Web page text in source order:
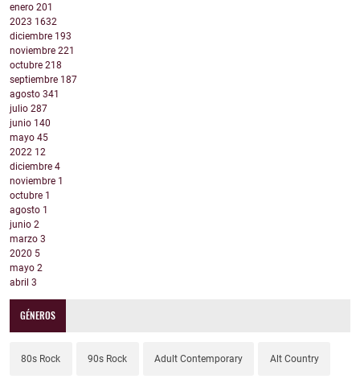
enero 201
2023 1632
diciembre 193
noviembre 221
octubre 218
septiembre 187
agosto 341
julio 287
junio 140
mayo 45
2022 12
diciembre 4
noviembre 1
octubre 1
agosto 1
junio 2
marzo 3
2020 5
mayo 2
abril 3
GÉNEROS
80s Rock 90s Rock Adult Contemporary Alt Country